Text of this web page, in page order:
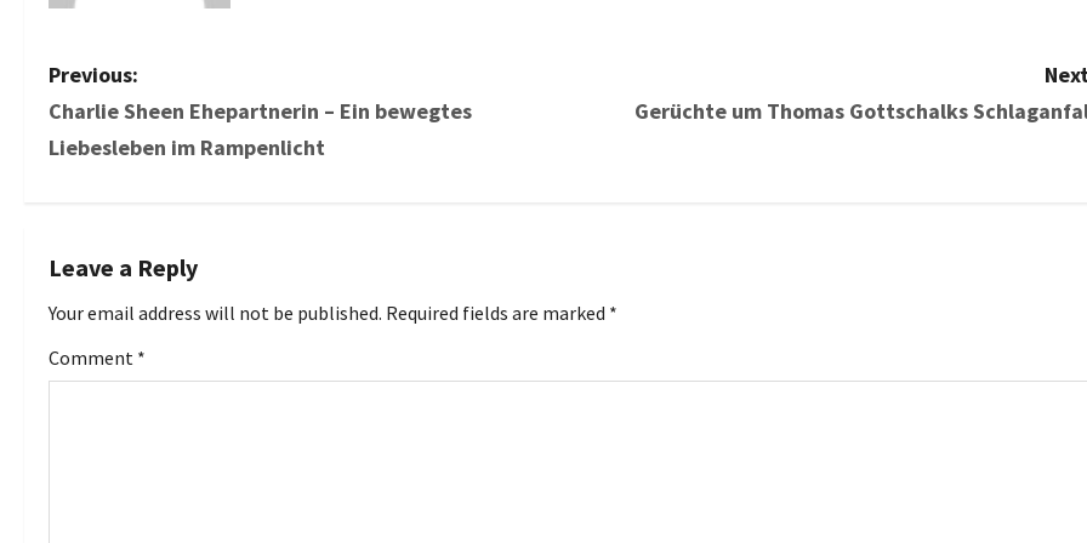
P
o
n
a
v
Previous:
Charlie Sheen Ehepartnerin – Ein bewegtes
Liebesleben im Rampenlicht
Gerüchte um Thomas Gottschalks
Leave a Reply
Your email address will not be published. Required fields are marked *
Comment *